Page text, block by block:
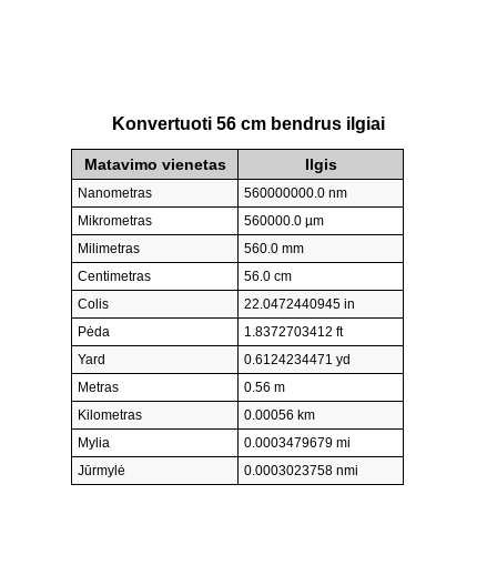
Konvertuoti 56 cm bendrus ilgiai
Matavimo vienetas Ilgis
Nanometras
560000000.0 nm
Mikrometras
560000.0 µm
Milimetras
560.0 mm
Centimetras
56.0 cm
Colis
22.0472440945 in
Pėda
1.8372703412 ft
Yard
0.6124234471 yd
Metras
0.56 m
Kilometras
0.00056 km
Mylia
0.0003479679 mi
Jūrmylė
0.0003023758 nmi